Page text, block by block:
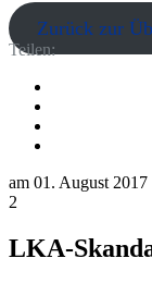
Zurück zur
Teilen:
am 01. August 2017
2
LKA-